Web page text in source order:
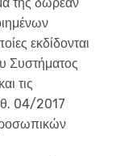
της δωρεάν
εκδίδονται
Συστήματος
τις
04/2017